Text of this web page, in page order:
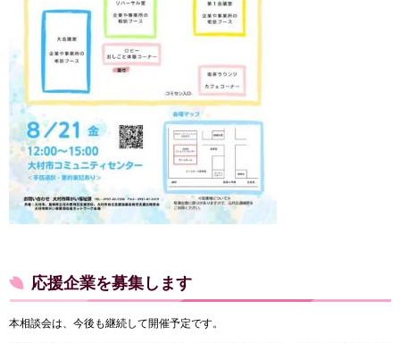
応援企業を募集します
本相談会は、今後も継続して開催予定です。